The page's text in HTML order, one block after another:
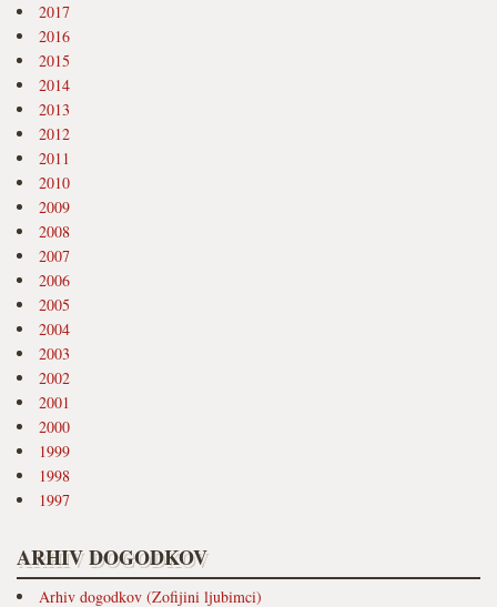
2017
2016
2015
2014
2013
2012
2011
2010
2009
2008
2007
2006
2005
2004
2003
2002
2001
2000
1999
1998
1997
ARHIV DOGODKOV
Arhiv dogodkov (Zofijini ljubimci)